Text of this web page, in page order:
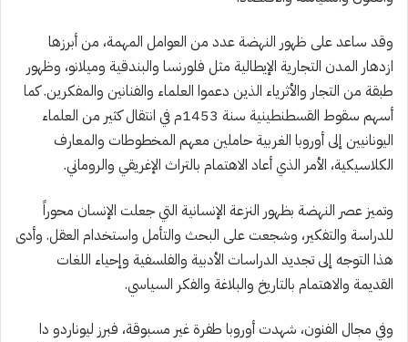
وقد ساعد على ظهور النهضة عدد من العوامل المهمة، من أبرزها
ازدهار المدن التجارية الإيطالية مثل فلورنسا والبندقية وميلانو، وظهور
طبقة من التجار والأثرياء الذين دعموا العلماء والفنانين والمفكرين. كما
أسهم سقوط القسطنطينية سنة 1453م في انتقال كثير من العلماء
اليونانيين إلى أوروبا الغربية حاملين معهم المخطوطات والمعارف
الكلاسيكية، الأمر الذي أعاد الاهتمام بالتراث الإغريقي والروماني.
وتميز عصر النهضة بظهور النزعة الإنسانية التي جعلت الإنسان محوراً
للدراسة والتفكير، وشجعت على البحث والتأمل واستخدام العقل. وأدى
هذا التوجه إلى تجديد الدراسات الأدبية والفلسفية وإحياء اللغات
القديمة والاهتمام بالتاريخ والبلاغة والفكر السياسي.
وفي مجال الفنون، شهدت أوروبا طفرة غير مسبوقة، فبرز ليوناردو دا